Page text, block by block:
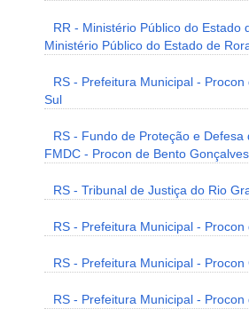
RR - Ministério Público do Estado
Ministério Público do Estado de
RS - Prefeitura Municipal -
Sul
RS - Fundo de Proteção e Defesa
FMDC - Procon de Bento Gonçalves
RS - Tribunal de Justiça do Rio
RS - Prefeitura Municipal -
RS - Prefeitura Municipal -
RS - Prefeitura Municipal - Procon